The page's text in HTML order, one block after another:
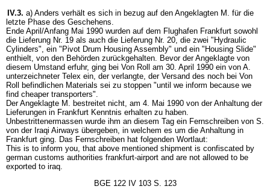
IV.3. a) Anders verhält es sich in bezug auf den Angeklagten M. für die
letzte Phase des Geschehens.
Ende April/Anfang Mai 1990 wurden auf dem Flughafen Frankfurt sowohl
die Lieferung Nr. 19 als auch die Lieferung Nr. 20, die zwei "Hydraulic
Cylinders", ein "Pivot Drum Housing Assembly" und ein "Housing Slide"
enthielt, von den Behörden zurückgehalten. Bevor der Angeklagte von
diesem Umstand erfuhr, ging bei Von Roll am 30. April 1990 ein von A.
unterzeichneter Telex ein, der verlangte, der Versand des noch bei Von
Roll befindlichen Materials sei zu stoppen "until we inform because we
find cheaper transporters".
Der Angeklagte M. bestreitet nicht, am 4. Mai 1990 von der Anhaltung der
Lieferungen in Frankfurt Kenntnis erhalten zu haben.
Unbestrittenermassen wurde ihm an diesem Tag ein Fernschreiben von S.
von der Iraqi Airways übergeben, in welchem es um die Anhaltung in
Frankfurt ging. Das Fernschreiben hat folgenden Wortlaut:
This is to inform you, that above mentioned shipment is confiscated by
german customs authorities frankfurt-airport and are not allowed to be
exported to iraq.
BGE 122 IV 103 S. 123